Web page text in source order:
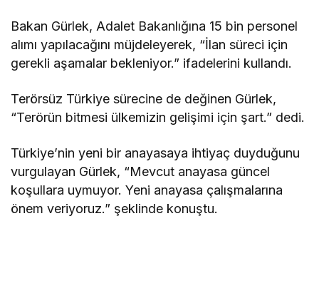
Bakan Gürlek, Adalet Bakanlığına 15 bin personel
alımı yapılacağını müjdeleyerek, “İlan süreci için
gerekli aşamalar bekleniyor.” ifadelerini kullandı.
Terörsüz Türkiye sürecine de değinen Gürlek,
“Terörün bitmesi ülkemizin gelişimi için şart.” dedi.
Türkiye’nin yeni bir anayasaya ihtiyaç duyduğunu
vurgulayan Gürlek, “Mevcut anayasa güncel
koşullara uymuyor. Yeni anayasa çalışmalarına
önem veriyoruz.” şeklinde konuştu.